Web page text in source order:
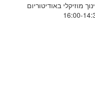
מוזיקלי באודיטוריום